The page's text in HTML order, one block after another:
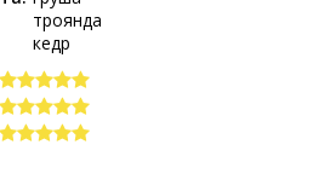
троянда
кедр